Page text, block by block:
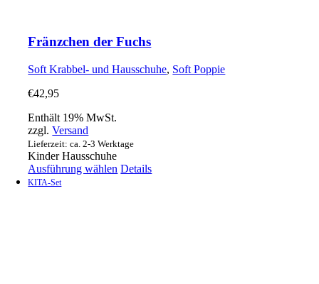
Fränzchen der Fuchs
Soft Krabbel- und Hausschuhe, Soft Poppie
€42,95
Enthält 19% MwSt.
zzgl.Versand
Lieferzeit: ca. 2-3 Werktage
Kinder Hausschuhe
Ausführung wählen Dieses
Details
KITA-Set